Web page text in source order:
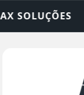
•